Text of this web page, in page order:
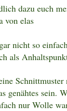
dazu euch
von elas
nicht so
als
genähtes sein.
nur Wolle